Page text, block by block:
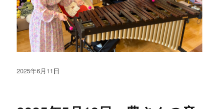
投
2025年6月11日